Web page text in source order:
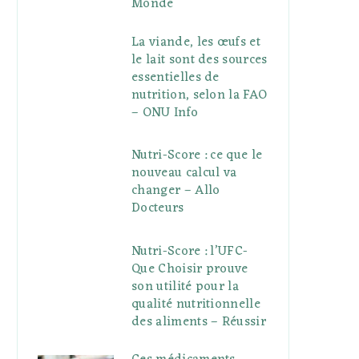
La viande, les œufs et
le lait sont des sources
essentielles de
nutrition, selon la FAO
– ONU Info
Nutri-Score : ce que le
nouveau calcul va
changer – Allo
Docteurs
Nutri-Score : l’UFC-
Que Choisir prouve
son utilité pour la
qualité nutritionnelle
des aliments – Réussir